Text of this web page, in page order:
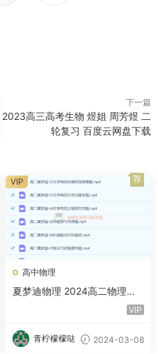
下一篇
2023高三高考生物 煜姐 周芳煜 二
轮复习 百度云网盘下载
高中物理
夏梦迪物理 2024高二物理下
学期春季班 百度云网盘下载VIP
青柠檬檬哒 2024-03-08
VIP 荐